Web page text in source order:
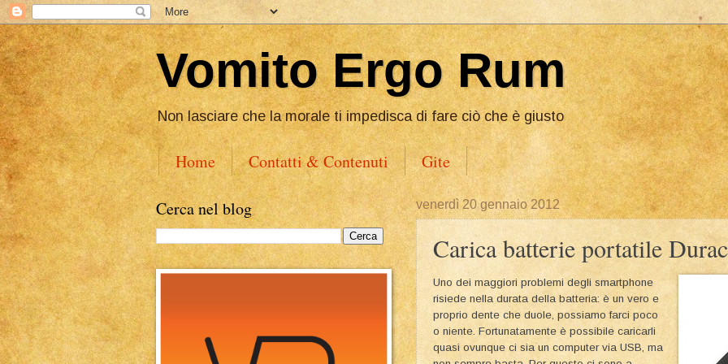
Vomito Ergo Rum
Non lasciare che la morale ti impedisca di fare ciò che è giusto
Home Contatti & Contenuti Gite
venerdì 20 gennaio 2012
Carica batterie portatile
Uno dei maggiori problemi degli smartphone
risiede nella durata della batteria: è un vero e
proprio dente che duole, possiamo farci poco
o niente. Fortunatamente è possibile caricarli
quasi ovunque ci sia un computer via USB, ma
Cerca nel blog